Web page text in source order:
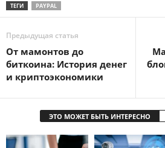
ТЕГИ PAYPAL
Предыдущая статья
От мамонтов до
биткоина: История денег
и криптоэкономики
ЭТО МОЖЕТ БЫТЬ ИНТЕРЕСНО